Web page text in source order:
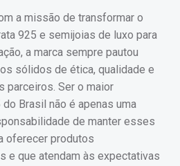
a missão de transformar o
925 e semijoias de luxo para
a marca sempre pautou
sólidos de ética, qualidade e
parceiros. Ser o maior
Brasil não é apenas uma
de manter esses
oferecer produtos
e que atendam às expectativas